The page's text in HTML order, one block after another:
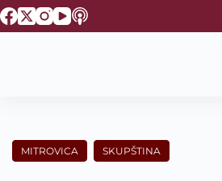
S
k
e
MITROVICA SKUPŠTINA